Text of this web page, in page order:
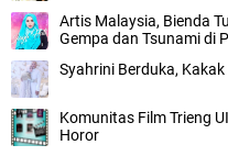
Artis Malaysia, Bienda
Gempa dan Tsunami di
Syahrini Berduka,
Komunitas Film Trieng
Horor